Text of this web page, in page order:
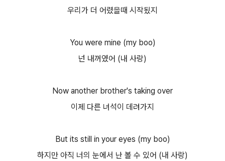
우리가 더 어렸을때 시작됬지
You were mine (my boo)
넌 내꺼였어 (내 사랑)
Now another brother's taking over
이제 다른 녀석이 데려가지
But its still in your eyes (my boo)
하지만 아직 너의 눈에서 난 볼 수 있어 (내 사랑)